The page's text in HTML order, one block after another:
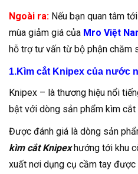
Ngoài ra: Nếu bạn quan tâm
mùa giảm giá của Mro Việt
hỗ trợ tư vấn từ bộ phận chăm
1.Kìm cắt Knipex của nước
Knipex – là thương hiệu nổi
bật với dòng sản phẩm kìm
Được đánh giá là dòng sản
kìm cắt Knipexhướng tới khu
xuất nơi dụng cụ cầm tay